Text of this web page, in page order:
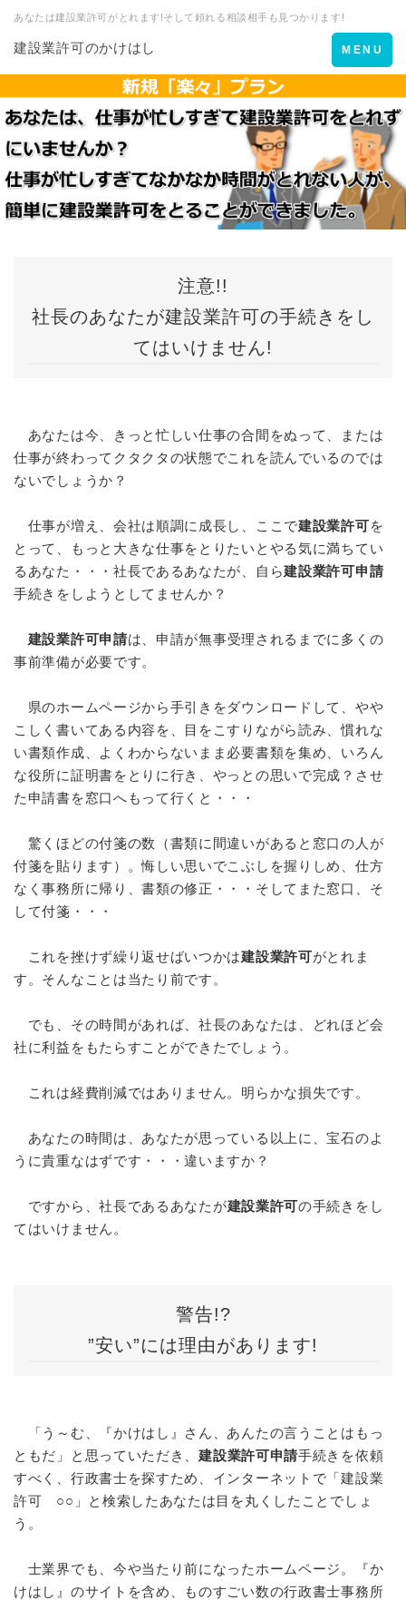
あなたは建設業許可がとれます!そして頼れる相談相手も見つかります!
建設業許可のかけはし
Toggle
navigation
MENU
注意!!
社長のあなたが建設業許可の手続きをし
てはいけません!
あなたは今、きっと忙しい仕事の合間をぬって、または
仕事が終わってクタクタの状態でこれを読んでいるのでは
ないでしょうか？
仕事が増え、会社は順調に成長し、ここで建設業許可を
とって、もっと大きな仕事をとりたいとやる気に満ちてい
るあなた・・・社長であるあなたが、自ら建設業許可申請
手続きをしようとしてませんか？
建設業許可申請は、申請が無事受理されるまでに多くの
事前準備が必要です。
県のホームページから手引きをダウンロードして、やや
こしく書いてある内容を、目をこすりながら読み、慣れな
い書類作成、よくわからないまま必要書類を集め、いろん
な役所に証明書をとりに行き、やっとの思いで完成？させ
た申請書を窓口へもって行くと・・・
驚くほどの付箋の数（書類に間違いがあると窓口の人が
付箋を貼ります）。悔しい思いでこぶしを握りしめ、仕方
なく事務所に帰り、書類の修正・・・そしてまた窓口、そ
して付箋・・・
これを挫けず繰り返せばいつかは建設業許可がとれま
す。そんなことは当たり前です。
でも、その時間があれば、社長のあなたは、どれほど会
社に利益をもたらすことができたでしょう。
これは経費削減ではありません。明らかな損失です。
あなたの時間は、あなたが思っている以上に、宝石のよ
うに貴重なはずです・・・違いますか？
ですから、社長であるあなたが建設業許可の手続きをし
てはいけません。
警告!?
”安い”には理由があります!
「う～む、『かけはし』さん、あんたの言うことはもっ
ともだ」と思っていただき、建設業許可申請手続きを依頼
すべく、行政書士を探すため、インターネットで「建設業
許可 ○○」と検索したあなたは目を丸くしたことでしょ
う。
士業界でも、今や当たり前になったホームページ。『か
けはし』のサイトを含め、ものすごい数の行政書士事務所